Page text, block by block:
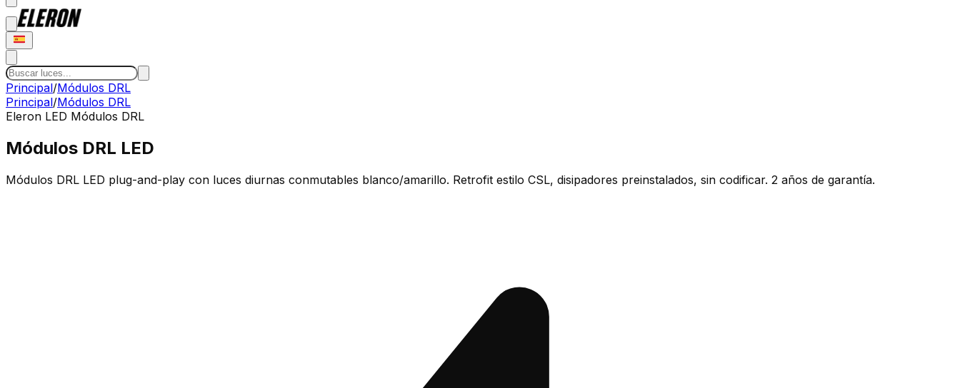
Principal/Módulos DRL
Principal/Módulos DRL
Eleron LED Módulos DRL
Módulos DRL LED
Módulos DRL LED plug-and-play con luces diurnas conmutables blanco/amarillo. Retrofit estilo CSL, disipadores preinstalados, sin codificar. 2 años de garantía.